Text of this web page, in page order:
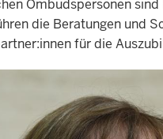
Ombudspersonen
die Beratungen und
für die